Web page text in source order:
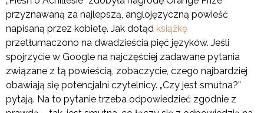
przyznawaną za najlepszą, anglojęzyczną powieść
napisaną przez kobietę. Jak dotąd książkę
przetłumaczono na dwadzieścia pięć języków. Jeśli
spojrzycie w Google na najczęściej zadawane pytania
związane z tą powieścią, zobaczycie, czego najbardziej
obawiają się potencjalni czytelnicy. „Czy jest smutna?”
pytają. Na to pytanie trzeba odpowiedzieć zgodnie z